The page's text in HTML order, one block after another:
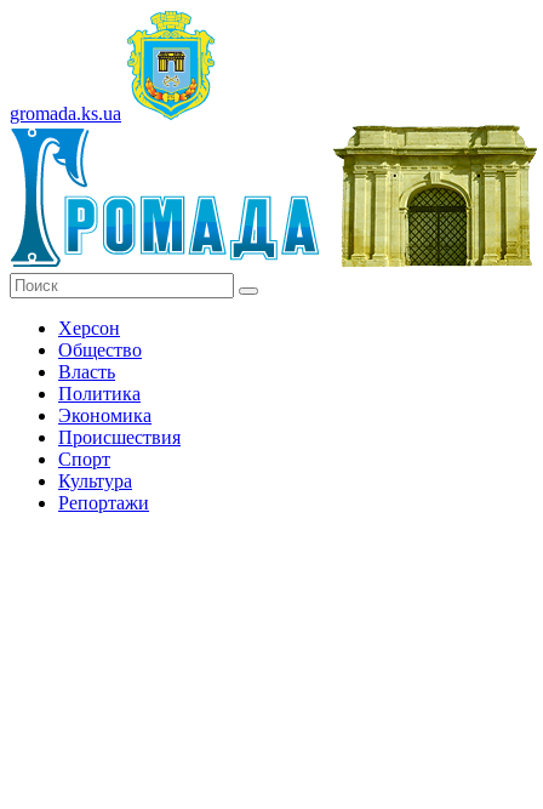
gromada.ks.ua
Херсон
Общество
Власть
Политика
Экономика
Происшествия
Спорт
Культура
Репортажи